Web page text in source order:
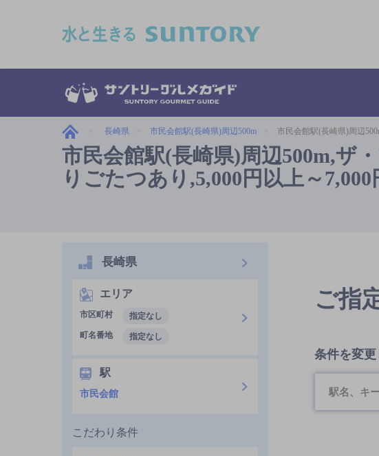
長崎県 市民会館駅(長崎県)周辺500m 市民会館駅(長崎県)周辺
市民会館駅(長崎県)周辺500m,ザ
りごたつあり,5,000円以上～
ご指
条件を変更
長崎県
エリア
市区町村
指定なし
町名番地
指定なし
駅
市民会館
こだわり条件